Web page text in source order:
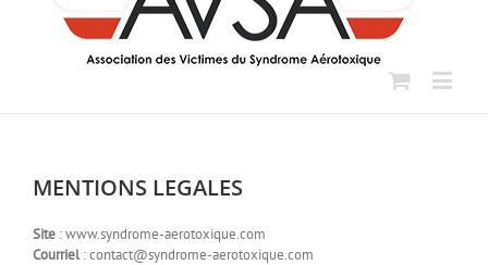
MENTIONS LEGALES
Site : www.syndrome-aerotoxique.com
Courriel : contact@syndrome-aerotoxique.com